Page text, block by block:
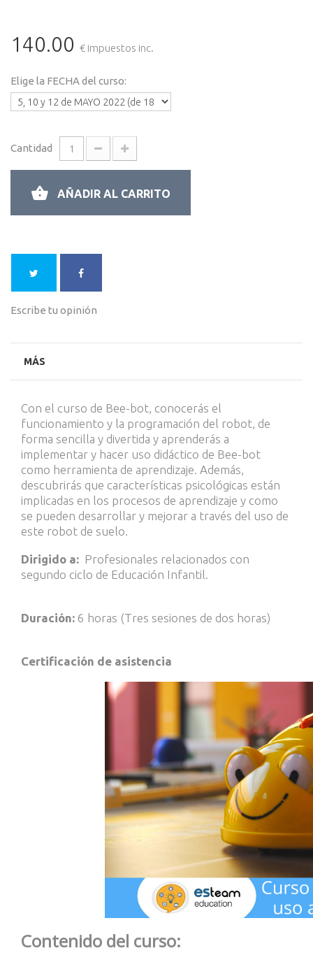
140.00 € impuestos inc.
Elige la FECHA del curso:
Cantidad
AÑADIR AL CARRITO
Escribe tu opinión
MÁS
Con el curso de Bee-bot, conocerás el
funcionamiento y la programación del robot, de
forma sencilla y divertida y aprenderás a
implementar y hacer uso didáctico de Bee-bot
como herramienta de aprendizaje. Además,
descubrirás que características psicológicas están
implicadas en los procesos de aprendizaje y como
se pueden desarrollar y mejorar a través del uso de
este robot de suelo.
Dirigido a: Profesionales relacionados con
segundo ciclo de Educación Infantil.
Duración: 6 horas (Tres sesiones de dos horas)
Certificación de asistencia
Contenido del curso: